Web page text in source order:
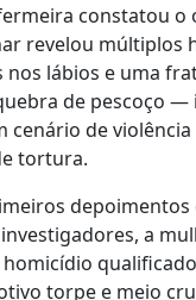
constatou o
revelou múltiplos
lábios e uma
de pescoço —
cenário de
tortura.
depoimentos
a
torpe e meio